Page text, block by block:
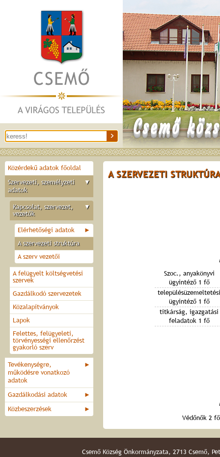
Csemő
Közérdekű adatok főoldal
▼
Szervezeti, személyzeti
adatok
▼
Kapcsolat, szervezet,
vezetők
►
Elérhetőségi adatok
A szervezeti struktúra
A szerv vezetői
A felügyelt költségvetési
szervek
Gazdálkodó szervezetek
Közalapítványok
Lapok
Felettes, felügyeleti,
törvényességi ellenőrzést
gyakorló szerv
►
Tevékenységre,
működésre vonatkozó
adatok
►
Gazdálkodási adatok
►
Közbeszerzések
A SZERVEZETI
Szoc., anyakönyvi
ügyintéző 1 fő
településüzemeltetési
ügyintéző 1 fő
titkárság, igazgatási
feladatok 1 fő
Védőnők 2 fő
Csemő Község Önkormányzata, 2713